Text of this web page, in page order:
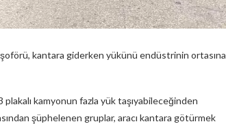
kantara giderken yükünü endüstrinin ortasına
kamyonun fazla yük taşıyabileceğinden
şüphelenen gruplar, aracı kantara götürmek